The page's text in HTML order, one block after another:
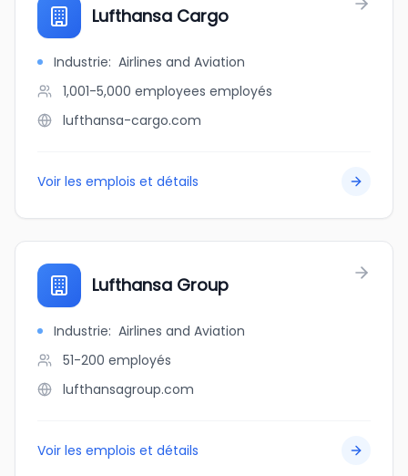
Lufthansa Cargo
Industrie: Airlines and Aviation
1,001-5,000 employees employés
lufthansa-cargo.com
Voir les emplois et détails
Lufthansa Group
Industrie: Airlines and Aviation
51-200 employés
lufthansagroup.com
Voir les emplois et détails